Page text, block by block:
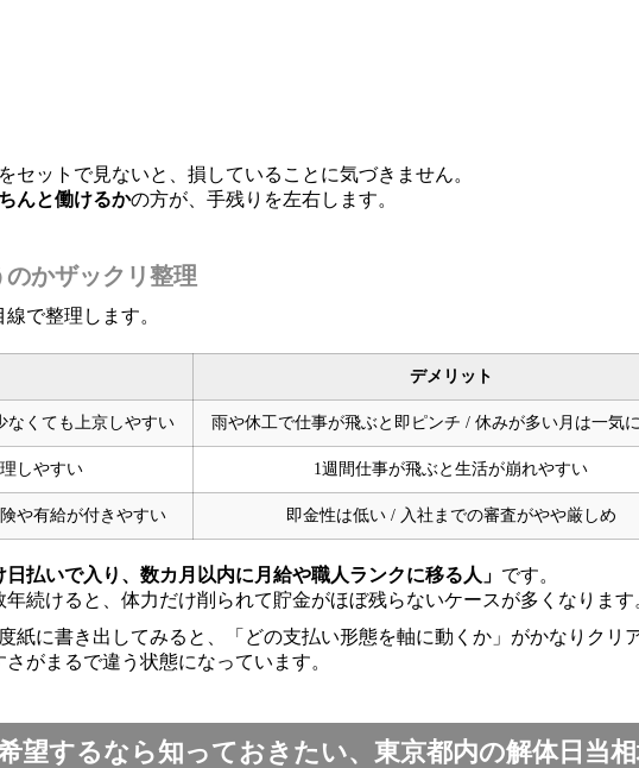
ットで見ないと、損していることに気づきません。
んと働けるかの方が、手残りを左右します。
かザックリ整理
で整理します。
デメリット
なくても上京しやすい 雨や休工で仕事が飛ぶと即ピンチ / 休みが多い月は一気
しやすい 1週間仕事が飛ぶと生活が崩れやすい
や有給が付きやすい 即金性は低い / 入社までの審査がやや厳しめ
払いで入り、数カ月以内に月給や職人ランクに移る人」 です。
続けると、体力だけ削られて貯金がほぼ残らないケースが多くなります
紙に書き出してみると、「どの支払い形態を軸に動くか」がかなりクリ
がまるで違う状態になっています。
望するなら知っておきたい、東京都内の解体日当